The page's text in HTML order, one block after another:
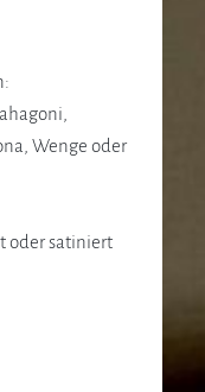
Wenge oder
oder satiniert